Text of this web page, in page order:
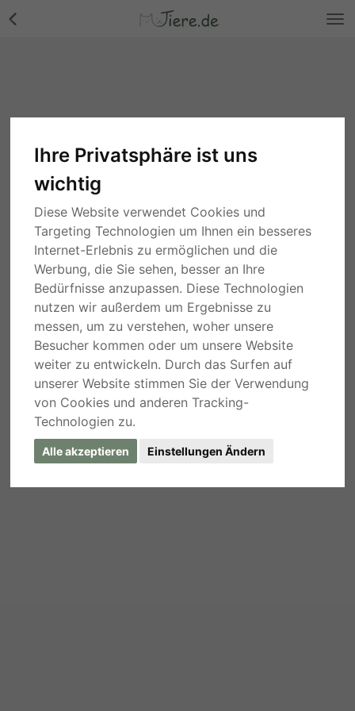
Ihre Privatsphäre ist uns
wichtig
Diese Website verwendet Cookies und
Targeting Technologien um Ihnen ein besseres
Internet-Erlebnis zu ermöglichen und die
Werbung, die Sie sehen, besser an Ihre
Bedürfnisse anzupassen. Diese Technologien
nutzen wir außerdem um Ergebnisse zu
messen, um zu verstehen, woher unsere
Besucher kommen oder um unsere Website
weiter zu entwickeln. Durch das Surfen auf
unserer Website stimmen Sie der Verwendung
von Cookies und anderen Tracking-
Technologien zu.
Alle akzeptieren Einstellungen Ändern